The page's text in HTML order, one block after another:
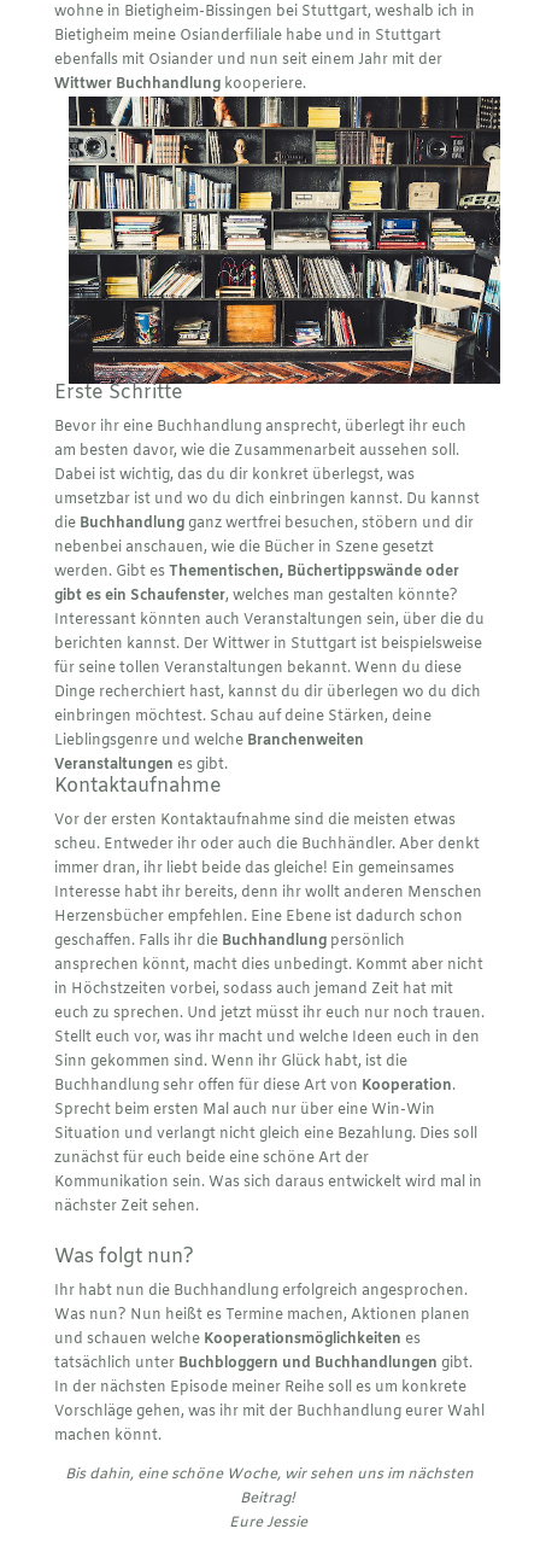
wohne in Bietigheim-Bissingen bei Stuttgart, weshalb ich in
Bietigheim meine Osianderfiliale habe und in Stuttgart
ebenfalls mit Osiander und nun seit einem Jahr mit der
Wittwer Buchhandlungkooperiere.
Erste Schritte
Bevor ihr eine Buchhandlung ansprecht, überlegt ihr euch
am besten davor, wie die Zusammenarbeit aussehen soll.
Dabei ist wichtig, das du dir konkret überlegst, was
umsetzbar ist und wo du dich einbringen kannst. Du kannst
die Buchhandlungganz wertfrei besuchen, stöbern und dir
nebenbei anschauen, wie die Bücher in Szene gesetzt
werden. Gibt esThementischen, Büchertippswände oder
gibt es ein Schaufenster, welches man gestalten könnte?
Interessant könnten auch Veranstaltungen sein, über die du
berichten kannst. Der Wittwer in Stuttgart ist beispielsweise
für seine tollen Veranstaltungen bekannt. Wenn du diese
Dinge recherchiert hast, kannst du dir überlegen wo du dich
einbringen möchtest. Schau auf deine Stärken, deine
Lieblingsgenre und welche Branchenweiten
Veranstaltungen es gibt.
Kontaktaufnahme
Vor der ersten Kontaktaufnahme sind die meisten etwas
scheu. Entweder ihr oder auch die Buchhändler. Aber denkt
immer dran, ihr liebt beide das gleiche! Ein gemeinsames
Interesse habt ihr bereits, denn ihr wollt anderen Menschen
Herzensbücher empfehlen. Eine Ebene ist dadurch schon
geschaffen. Falls ihr die Buchhandlungpersönlich
ansprechen könnt, macht dies unbedingt. Kommt aber nicht
in Höchstzeiten vorbei, sodass auch jemand Zeit hat mit
euch zu sprechen. Und jetzt müsst ihr euch nur noch trauen.
Stellt euch vor, was ihr macht und welche Ideen euch in den
Sinn gekommen sind. Wenn ihr Glück habt, ist die
Buchhandlung sehr offen für diese Art von Kooperation.
Sprecht beim ersten Mal auch nur über eine Win-Win
Situation und verlangt nicht gleich eine Bezahlung. Dies soll
zunächst für euch beide eine schöne Art der
Kommunikation sein. Was sich daraus entwickelt wird mal in
nächster Zeit sehen.
Was folgt nun?
Ihr habt nun die Buchhandlung erfolgreich angesprochen.
Was nun? Nun heißt es Termine machen, Aktionen planen
und schauen welche Kooperationsmöglichkeiten es
tatsächlich unter Buchbloggern und Buchhandlungen gibt.
In der nächsten Episode meiner Reihe soll es um konkrete
Vorschläge gehen, was ihr mit der Buchhandlung eurer Wahl
machen könnt.
Bis dahin, eine schöne Woche, wir sehen uns im nächsten
Beitrag!
Eure Jessie